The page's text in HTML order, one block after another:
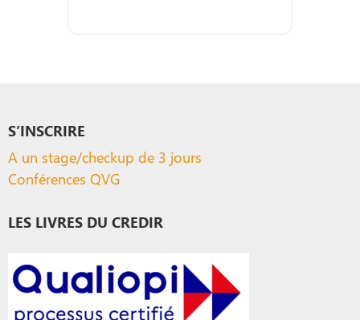
S’INSCRIRE
A un stage/checkup de 3 jours
Conférences QVG
LES LIVRES DU CREDIR